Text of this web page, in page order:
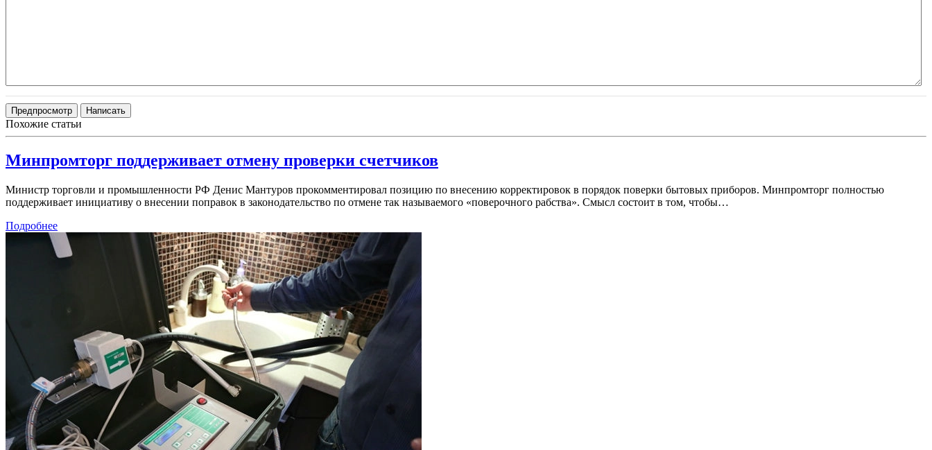
Похожие статьи
Минпромторг поддерживает отмену проверки счетчиков
Министр торговли и промышленности РФ Денис Мантуров прокомментировал позицию по внесению корректировок в порядок поверки бытовых приборов. Минпромторг полностью
поддерживает инициативу о внесении поправок в законодательство по отмене так называемого «поверочного рабства». Смысл состоит в том, чтобы…
Подробнее